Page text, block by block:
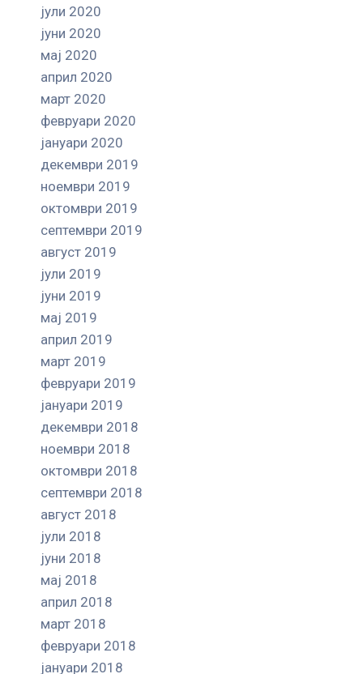
јули 2020
јуни 2020
мај 2020
април 2020
март 2020
февруари 2020
јануари 2020
декември 2019
ноември 2019
октомври 2019
септември 2019
август 2019
јули 2019
јуни 2019
мај 2019
април 2019
март 2019
февруари 2019
јануари 2019
декември 2018
ноември 2018
октомври 2018
септември 2018
август 2018
јули 2018
јуни 2018
мај 2018
април 2018
март 2018
февруари 2018
јануари 2018